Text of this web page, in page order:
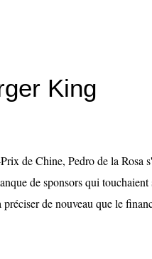
King
de Chine, Pedro de la Rosa
de sponsors qui touchaient
de nouveau que le